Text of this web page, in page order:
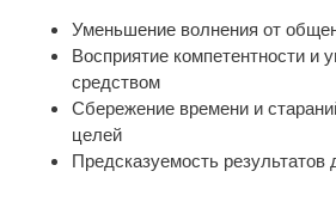
Уменьшение волнения от
Восприятие компетентности и
средством
Сбережение времени и
целей
Предсказуемость результатов